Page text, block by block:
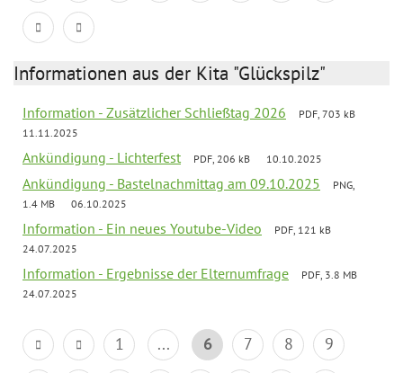
Informationen aus der Kita "Glückspilz"
Information - Zusätzlicher Schließtag 2026
PDF, 703 kB
11.11.2025
Ankündigung - Lichterfest PDF, 206 kB 10.10.2025
Ankündigung - Bastelnachmittag am 09.10.2025
PNG,
1.4 MB
06.10.2025
Information - Ein neues Youtube-Video
PDF, 121 kB
24.07.2025
Information - Ergebnisse der Elternumfrage
PDF, 3.8 MB
24.07.2025
1 ... 6 7 8
9